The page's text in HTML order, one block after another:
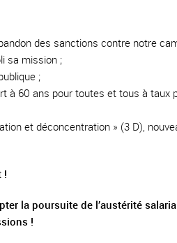
des sanctions contre notre
sa mission ;
;
à 60 ans pour toutes et tous à taux
et déconcentration » (3 D),
!
la poursuite de l’austérité
!